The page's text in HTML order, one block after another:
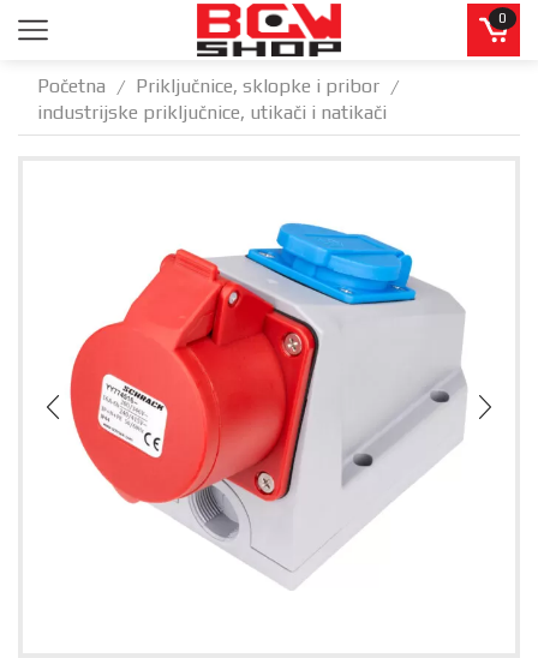
0
Početna / Priključnice, sklopke i pribor /
industrijske priključnice, utikači i natikači